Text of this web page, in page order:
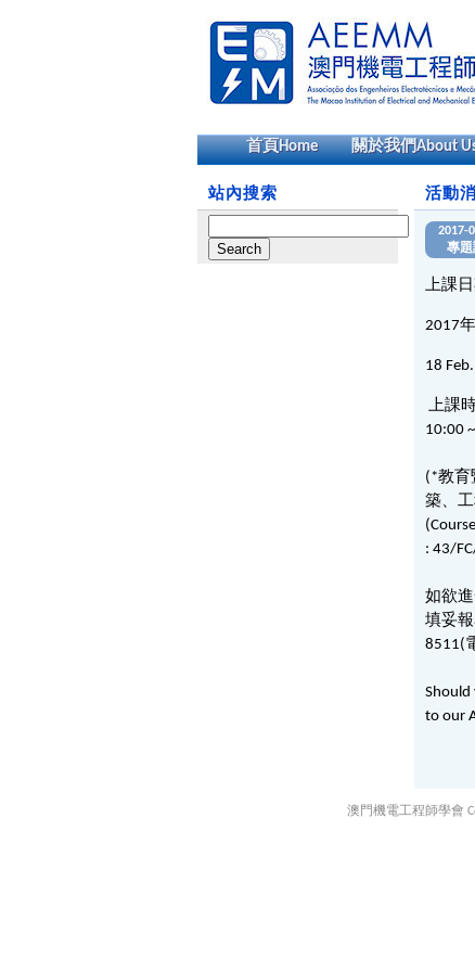
首頁Home 關於我們About
站內搜索
for:
活動
2017-
專題
上課日
2017年
18
上課
10:00
(*教育
築、
: 43/
如欲
填妥
8511(
Should
to our
澳門機電工程師學會